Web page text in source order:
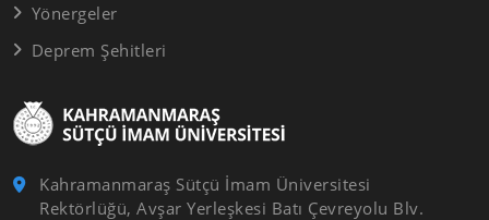
Kahramanmaraş Sütçü İmam Üniversitesi
Rektörlüğü, Avşar Yerleşkesi Batı Çevreyolu Blv.
Yönergeler
Deprem Şehitleri